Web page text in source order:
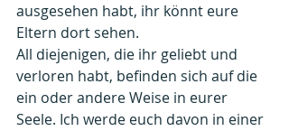
ausgesehen habt, ihr könnt eure
Eltern dort sehen.
All diejenigen, die ihr geliebt und
verloren habt, befinden sich auf die
ein oder andere Weise in eurer
Seele. Ich werde euch davon in einer